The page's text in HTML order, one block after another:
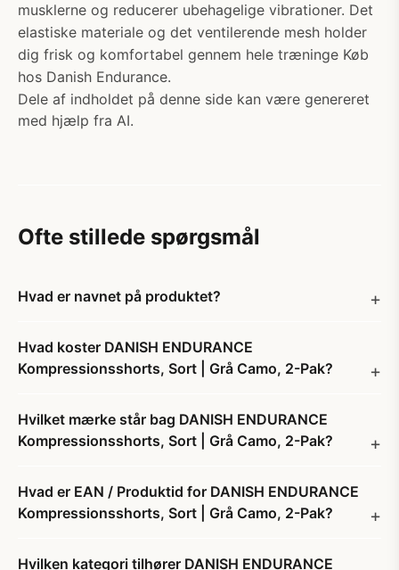
musklerne og reducerer ubehagelige vibrationer. Det
elastiske materiale og det ventilerende mesh holder
dig frisk og komfortabel gennem hele træninge Køb
hos Danish Endurance.
Dele af indholdet på denne side kan være genereret
med hjælp fra AI.
Ofte stillede spørgsmål
Hvad er navnet på produktet?
Hvad koster DANISH ENDURANCE
Kompressionsshorts, Sort | Grå Camo, 2-Pak?
Hvilket mærke står bag DANISH ENDURANCE
Kompressionsshorts, Sort | Grå Camo, 2-Pak?
Hvad er EAN / Produktid for DANISH ENDURANCE
Kompressionsshorts, Sort | Grå Camo, 2-Pak?
Hvilken kategori tilhører DANISH ENDURANCE